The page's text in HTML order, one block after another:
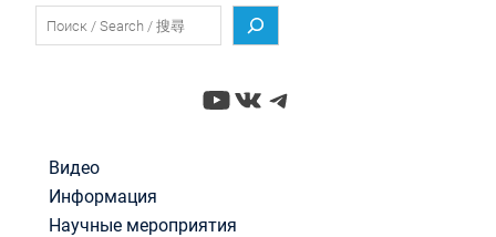
YouTube
ВКонтакте
Telegram
Видео
Информация
Научные мероприятия